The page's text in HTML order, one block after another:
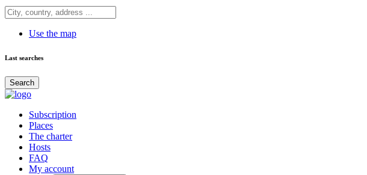
Use the map
Last searches
Search
Subscription
Places
The charter
Hosts
FAQ
My account